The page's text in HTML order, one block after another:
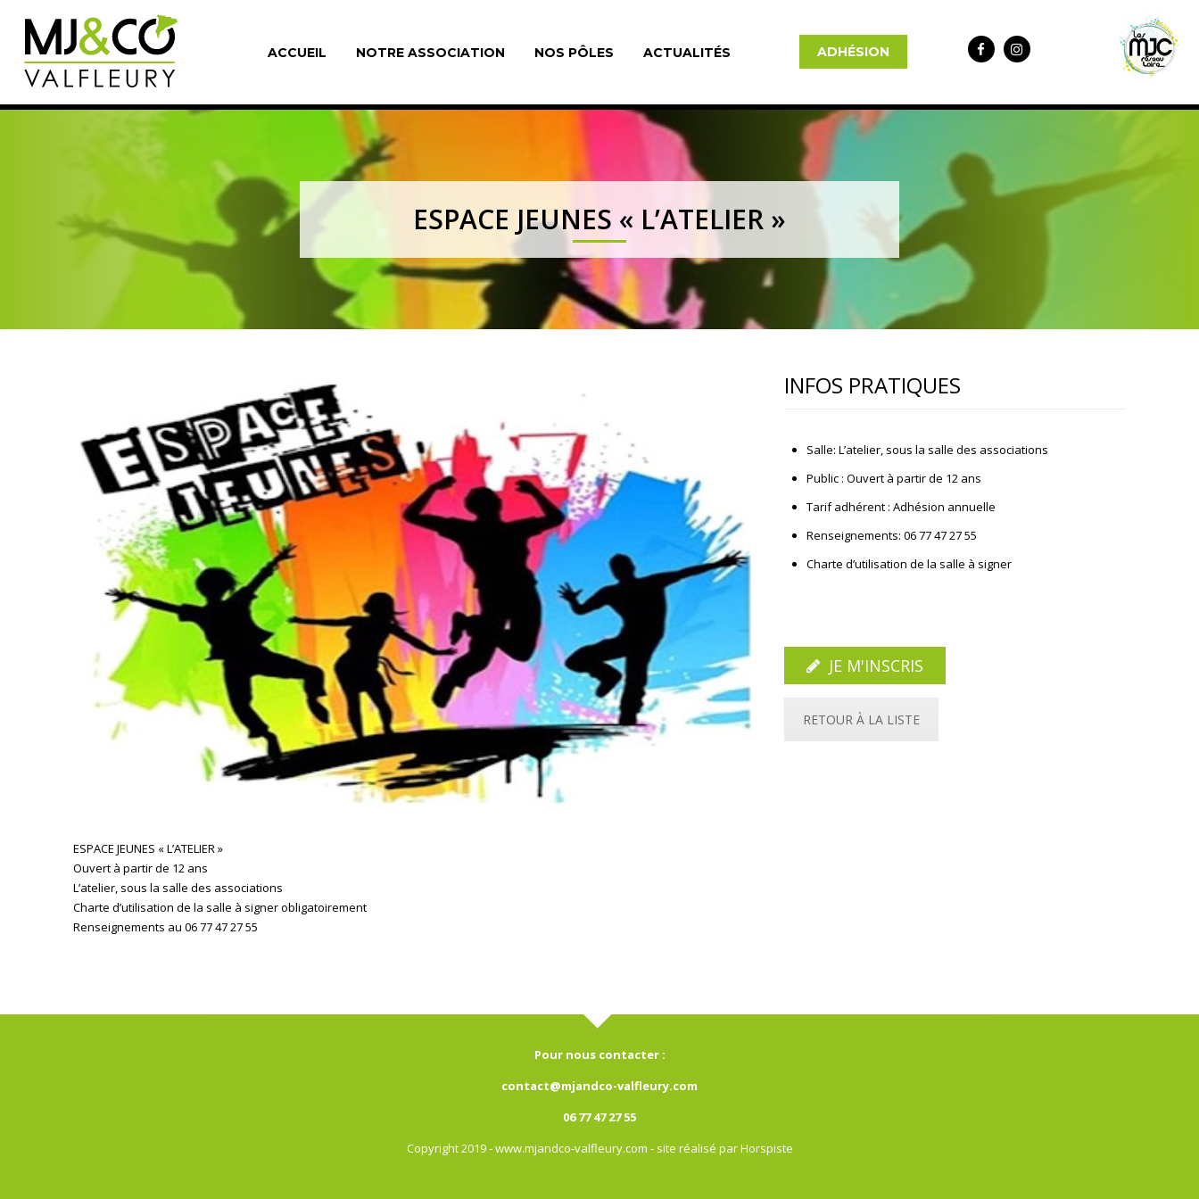
ACCUEIL NOTRE ASSOCIATION NOS PÔLES ACTUALITÉS ADHÉSION
ESPACE JEUNES « L’ATELIER »
ESPACE JEUNES « L’ATELIER »
Ouvert à partir de 12 ans
L’atelier, sous la salle des associations
Charte d’utilisation de la salle à signer obligatoirement
Renseignements au 06 77 47 27 55
INFOS PRATIQUES
Salle: L’atelier, sous la salle des associations
Public : Ouvert à partir de 12 ans
Tarif adhérent : Adhésion annuelle
Renseignements: 06 77 47 27 55
Charte d’utilisation de la salle à signer
JE M'INSCRIS
RETOUR À LA LISTE
Pour nous contacter :
contact@mjandco-valfleury.com
06 77 47 27 55
Copyright 2019 - www.mjandco-valfleury.com - site réalisé par Horspiste